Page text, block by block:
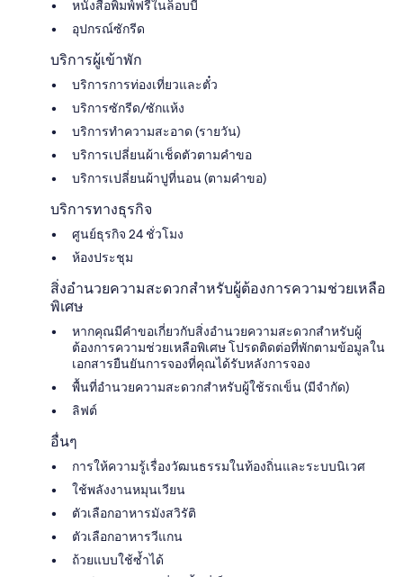
หนังสือพิมพ์ฟรีในล็อบบี้
อุปกรณ์ซักรีด
บริการผู้เข้าพัก
บริการการท่องเที่ยวและตั๋ว
บริการซักรีด/ซักแห้ง
บริการทำความสะอาด (รายวัน)
บริการเปลี่ยนผ้าเช็ดตัวตามคำขอ
บริการเปลี่ยนผ้าปูที่นอน (ตามคำขอ)
บริการทางธุรกิจ
ศูนย์ธุรกิจ 24 ชั่วโมง
ห้องประชุม
สิ่งอำนวยความสะดวกสำหรับผู้ต้องการความช่วยเหลือ
พิเศษ
หากคุณมีคำขอเกี่ยวกับสิ่งอำนวยความสะดวกสำหรับผู้
ต้องการความช่วยเหลือพิเศษ โปรดติดต่อที่พักตามข้อมูลใน
เอกสารยืนยันการจองที่คุณได้รับหลังการจอง
พื้นที่อำนวยความสะดวกสำหรับผู้ใช้รถเข็น (มีจำกัด)
ลิฟต์
อื่นๆ
การให้ความรู้เรื่องวัฒนธรรมในท้องถิ่นและระบบนิเวศ
ใช้พลังงานหมุนเวียน
ตัวเลือกอาหารมังสวิรัติ
ตัวเลือกอาหารวีแกน
ถ้วยแบบใช้ซ้ำได้